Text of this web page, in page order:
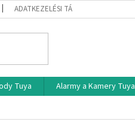
ADATKEZELÉSI TÁJÉKOZTATÓ
Tuya Alarmy a Kamery Tuya